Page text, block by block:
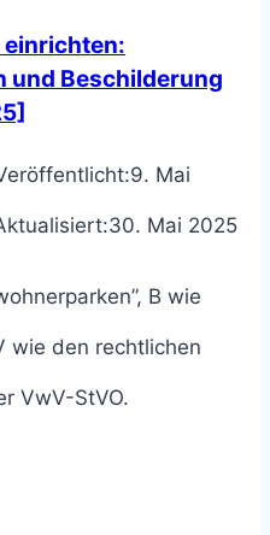
und Beschilderung
9. Mai
30. Mai 2025
B wie
wie den rechtlichen
VwV-StVO.